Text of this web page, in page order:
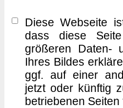
Diese Webseite
dass diese
größeren Daten-
Ihres Bildes
ggf. auf einer
jetzt oder künftig
betriebenen